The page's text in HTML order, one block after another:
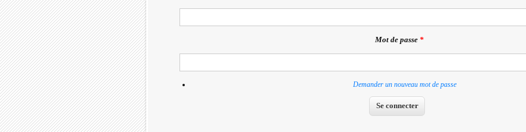
Mot de passe *
Demander un nouveau mot de passe